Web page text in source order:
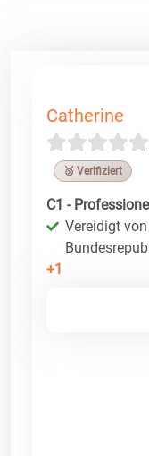
Catherine
🥉 Verifiziert
C1 -
Vereidigt
+1